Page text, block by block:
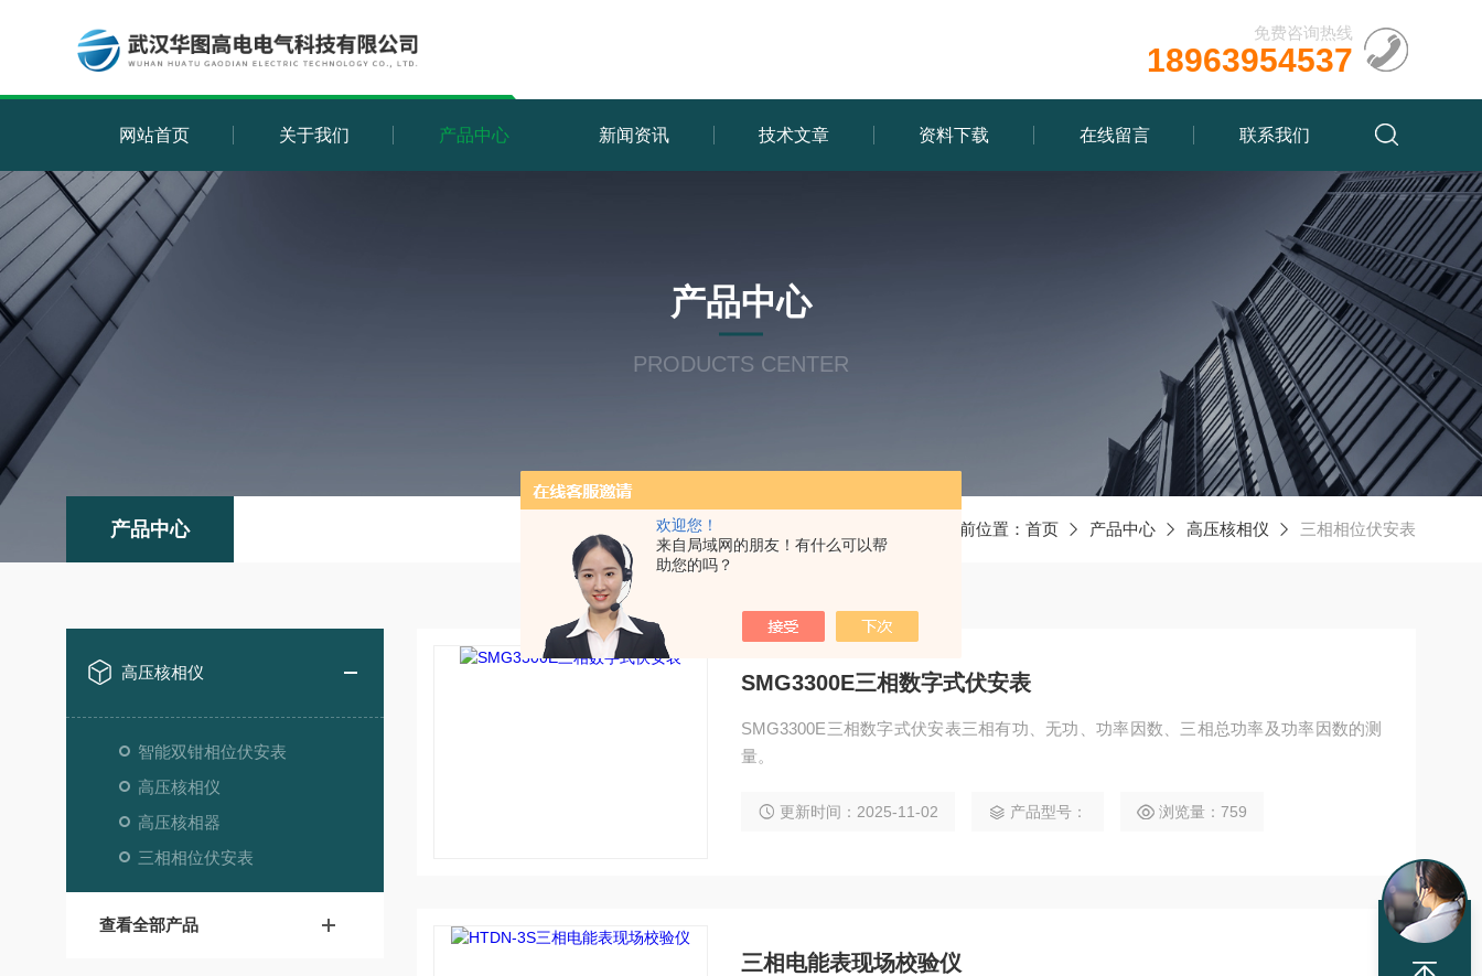
欢迎您！
来自局域网的朋友！有什么可以帮
助您的吗？
免费咨询热线
18963954537
网站首页 关于我们 产品中心 新闻资讯 技术文章 资料下载 在线留言 联系我们
产品中心
PRODUCTS CENTER
产品中心 当前位置： 首页 产品中心 高压核相仪 三相相位伏安表
高压核相仪
智能双钳相位伏安表
高压核相仪
高压核相器
三相相位伏安表
查看全部产品
SMG3300E三相数字式伏安表
SMG3300E三相数字式伏安表三相有功、无功、功率因数、三相总功率及功率因数的测
量。
更新时间：2025-11-02 产品型号： 浏览量：759
三相电能表现场校验仪